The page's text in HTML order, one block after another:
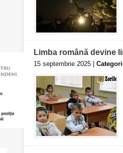
Limba română devine
15 septembrie 2025 |